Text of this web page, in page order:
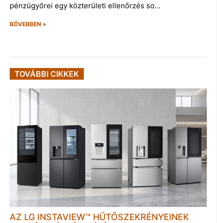
pénzügyőrei egy közterületi ellenőrzés so…
BŐVEBBEN »
TOVÁBBI CIKKEK
AZ LG INSTAVIEW™ HŰTŐSZEKRÉNYEINEK